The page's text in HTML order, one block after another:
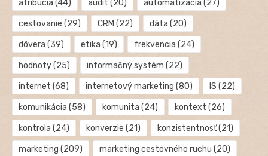
atribúcia (44) audit (20) automatizácia (27)
cestovanie (29) CRM (22) dáta (20)
dôvera (39) etika (19) frekvencia (24)
hodnoty(25) informačný systém (22)
internet (68) internetový marketing (80) IS (22)
komunikácia (58) komunita (24) kontext (26)
kontrola (24) konverzie (21) konzistentnosť(21)
marketing (209) marketing cestovného ruchu (20)